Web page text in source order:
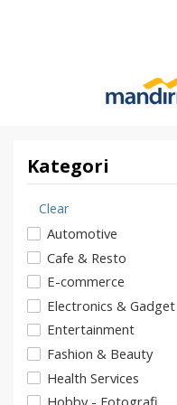
Kategori
Clear
Automotive
Cafe & Resto
E-commerce
Electronics & Gadget
Entertainment
Fashion & Beauty
Health Services